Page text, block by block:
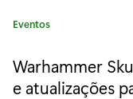
C
e
g
Eventos
Warhammer
e atualizações